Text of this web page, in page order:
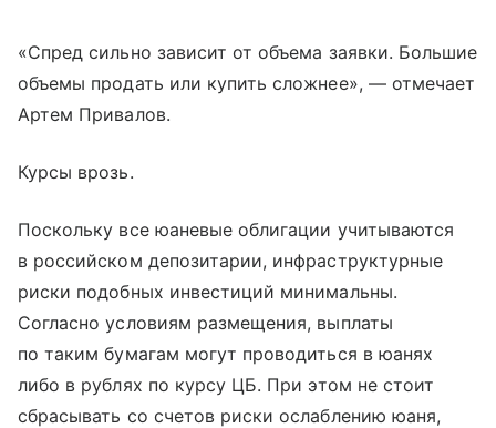
«Спред сильно зависит от объема заявки. Большие
объемы продать или купить сложнее», — отмечает
Артем Привалов.
Курсы врозь.
Поскольку все юаневые облигации учитываются
в российском депозитарии, инфраструктурные
риски подобных инвестиций минимальны.
Согласно условиям размещения, выплаты
по таким бумагам могут проводиться в юанях
либо в рублях по курсу ЦБ. При этом не стоит
сбрасывать со счетов риски ослаблению юаня,